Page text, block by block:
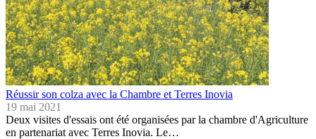
Réussir son colza avec la Chambre et Terres Inovia
19 mai 2021
Deux visites d'essais ont été organisées par la chambre d'Agriculture
en partenariat avec Terres Inovia. Le…